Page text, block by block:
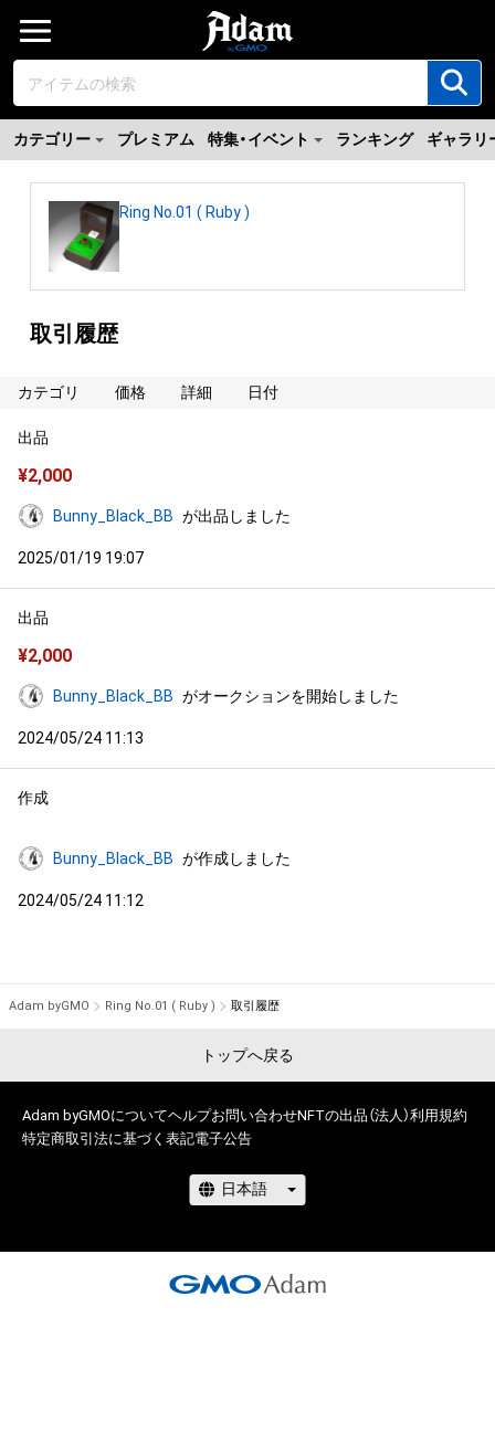
カテゴリー プレミアム 特集・イベント ランキング ギャラリ
Ring No.01 ( Ruby )
取引履歴
カテゴリ 価格 詳細 日付
出品
¥2,000
Bunny_Black_BB が出品しました
2025/01/19 19:07
出品
¥2,000
Bunny_Black_BB がオークションを開始しました
2024/05/24 11:13
作成
Bunny_Black_BB が作成しました
2024/05/24 11:12
Adam byGMO Ring No.01 ( Ruby ) 取引履歴
トップへ戻る
Adam byGMOについてヘルプお問い合わせNFTの出品（法人）利用規約
特定商取引法に基づく表記電子公告